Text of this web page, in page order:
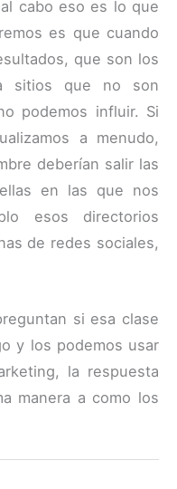
cabo eso es lo que
es que cuando
que son los
sitios que no son
podemos influir. Si
a menudo,
deberían salir las
en las que nos
esos directorios
de redes sociales,
si esa clase
y los podemos usar
la respuesta
manera a como los